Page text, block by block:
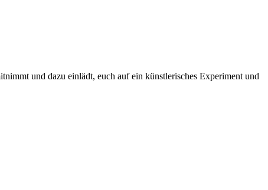
und dazu einlädt, euch auf ein künstlerisches Experiment und